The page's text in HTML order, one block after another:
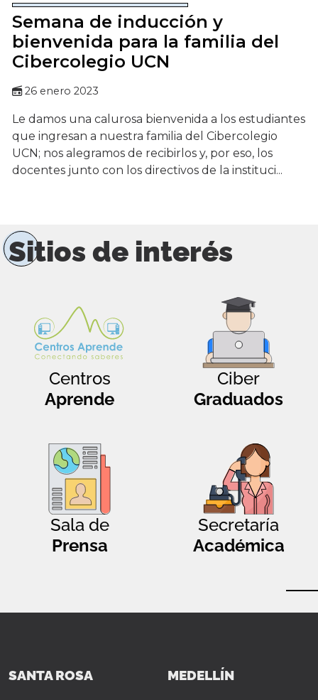
Semana de inducción y
bienvenida para la familia del
Cibercolegio UCN
26 enero 2023
Le damos una calurosa bienvenida a los estudiantes
que ingresan a nuestra familia del Cibercolegio
UCN; nos alegramos de recibirlos y, por eso, los
docentes junto con los directivos de la instituci...
Sitios de interés
Centros
Aprende
Ciber
Graduados
Sala de
Prensa
Secretaría
Académica
SANTA ROSA MEDELLÍN